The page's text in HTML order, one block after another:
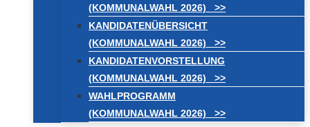
(KOMMUNALWAHL 2026) >>
KANDIDATENÜBERSICHT
(KOMMUNALWAHL 2026) >>
KANDIDATENVORSTELLUNG
(KOMMUNALWAHL 2026) >>
WAHLPROGRAMM
(KOMMUNALWAHL 2026) >>